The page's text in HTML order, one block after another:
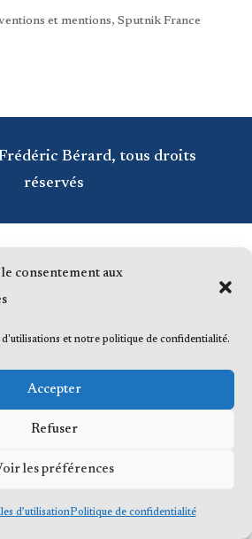
consentement aux
et notre politique de confidentialité.
Accepter
Refuser
les préférences
d’utilisationPolitique de confidentialité
et mentions, Sputnik France
Bérard, tous droits
réservés